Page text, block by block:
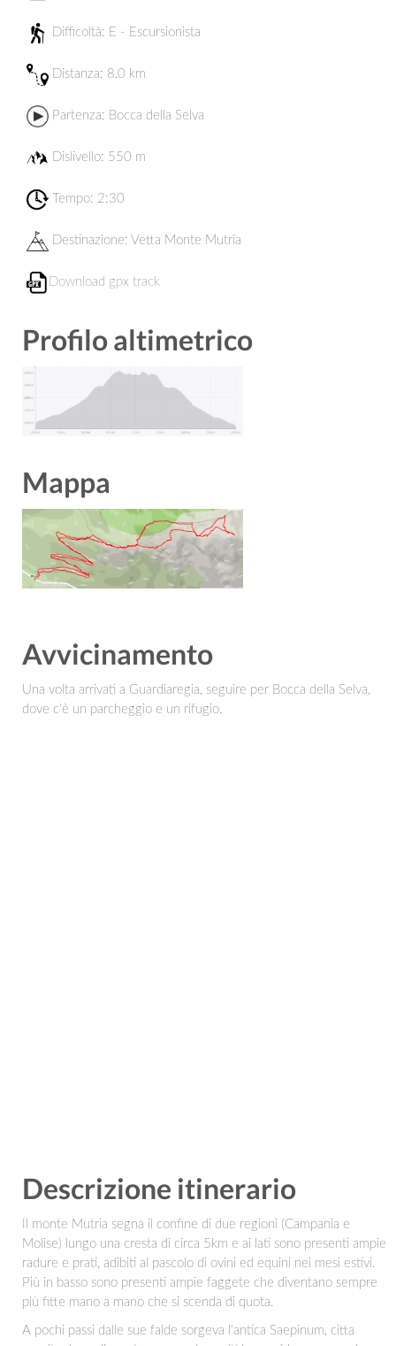
Difficoltà: E - Escursionista
Distanza: 8.0 km
Partenza: Bocca della Selva
Dislivello: 550 m
Tempo: 2:30
Destinazione: Vetta Monte Mutria
Download gpx track
Profilo altimetrico
Mappa
Avvicinamento
Una volta arrivati a Guardiaregia, seguire per Bocca della Selva,
dove c'è un parcheggio e un rifugio.
Descrizione itinerario
Il monte Mutria segna il confine di due regioni (Campania e
Molise) lungo una cresta di circa 5km e ai lati sono presenti ampie
radure e prati, adibiti al pascolo di ovini ed equini nei mesi estivi.
Più in basso sono presenti ampie faggete che diventano sempre
più fitte mano a mano che si scenda di quota.
A pochi passi dalle sue falde sorgeva l'antica Saepinum, citta